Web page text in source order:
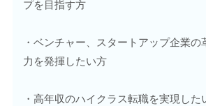
プを目指す方
・ベンチャー、スタートアップ企業
力を発揮したい方
・高年収のハイクラス転職を実現し